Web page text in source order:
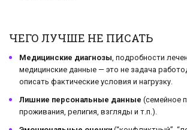
ЧЕГО ЛУЧШЕ НЕ ПИСАТЬ
Медицинские диагнозы, подробности
медицинские данные — это не задача
описать фактические условия и нагрузку.
Лишние персональные данные (семейное
проживания, религия, взгляды и т.п.).